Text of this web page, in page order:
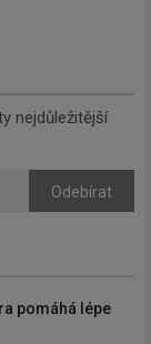
nejdůležitější
Odebírat
pomáhá lépe